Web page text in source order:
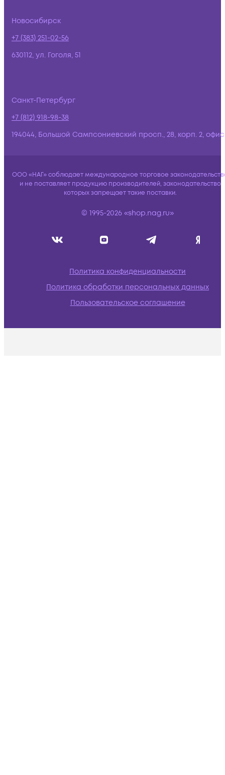
Новосибирск
+7 (383) 251-02-56
630112, ул. Гоголя, 51
Санкт-Петербург
+7 (812) 918-98-38
194044, Большой Сампсониевский просп., 28, корп. 2,
ООО «НАГ» соблюдает международное торговое
и не поставляет продукцию производителей, законодательство
которых запрещает такие поставки.
© 1995-2026 «shop.nag.ru»
Политика конфиденциальности
Политика обработки персональных данных
Пользовательское соглашение